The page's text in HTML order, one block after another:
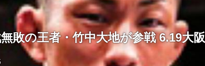
無敗の王者・竹中大地が参戦 6.19大阪